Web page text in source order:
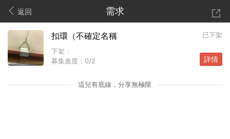
返回 需求
扣環（不確定名稱
下架：
募集進度： 0/2
已下架
詳情
這兒有底線，分享無極限